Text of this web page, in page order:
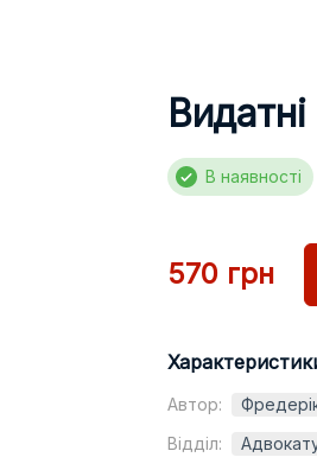
В наявності
570 грн
Автор:
Відділ: